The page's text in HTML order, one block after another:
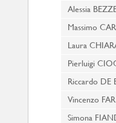
Alessia
Massimo
Laura
Pierluigi
Riccardo
Vincenzo
Simona